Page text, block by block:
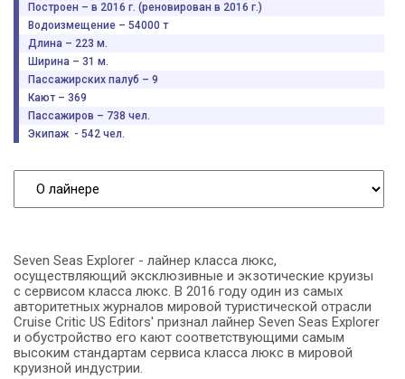
Построен – в 2016 г. (реновирован в 2016 г.)
Водоизмещение – 54000 т
Длина – 223 м.
Ширина – 31 м.
Пассажирских палуб – 9
Кают – 369
Пассажиров – 738 чел.
Экипаж - 542 чел.
Seven Seas Explorer - лайнер класса люкс,
осуществляющий эксклюзивные и экзотические круизы
с сервисом класса люкс. В 2016 году один из самых
авторитетных журналов мировой туристической отрасли
Cruise Critic US Editors' признал лайнер Seven Seas Explorer
и обустройство его кают соответствующими самым
высоким стандартам сервиса класса люкс в мировой
круизной индустрии.